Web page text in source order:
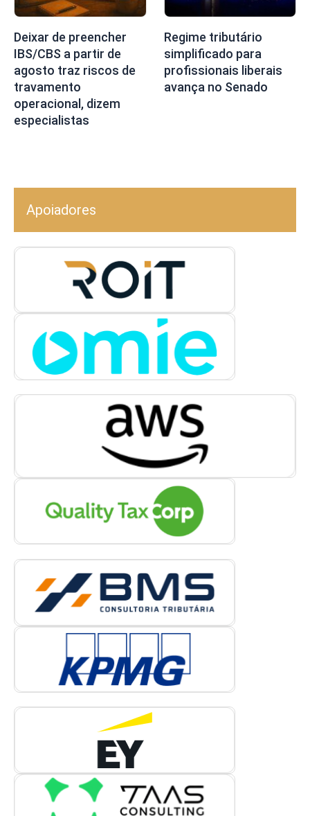
Deixar de preencher
IBS/CBS a partir de
agosto traz riscos de
travamento
operacional, dizem
especialistas
Regime tributário
simplificado para
profissionais liberais
avança no Senado
Apoiadores